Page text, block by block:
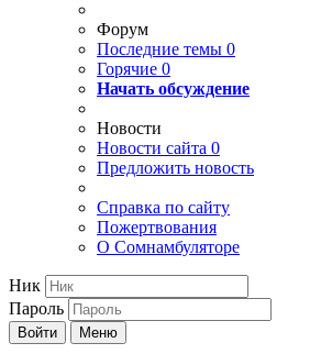
Форум
Последние темы 0
Горячие 0
Начать обсуждение
Новости
Новости сайта 0
Предложить новость
Справка по сайту
Пожертвования
О Сомнамбуляторе
Ник
Пароль
Войти Меню